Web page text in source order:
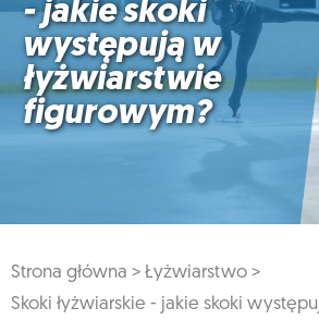
- jakie skoki
występują w
łyżwiarstwie
figurowym?
Strona główna > Łyżwiarstwo >
Skoki łyżwiarskie - jakie skoki